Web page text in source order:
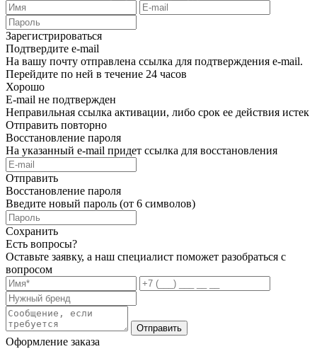
Зарегистрироваться
Подтвердите e-mail
На вашу почту отправлена ссылка для подтверждения e-mail.
Перейдите по ней в течение 24 часов
Хорошо
E-mail не подтвержден
Неправильная ссылка активации, либо срок ее действия истек
Отправить повторно
Восстановление пароля
На указанный e-mail придет ссылка для восстановления
Отправить
Восстановление пароля
Введите новый пароль (от 6 символов)
Сохранить
Есть вопросы?
Оставьте заявку, а наш специалист поможет разобраться с
вопросом
Отправить
Оформление заказа